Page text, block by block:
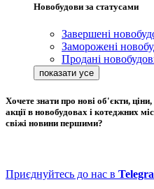
Новобудови за статусами
Завершені
Заморожені
Продані
Хочете знати про нові об'єкти, ціни,
акції в новобудовах і котеджних
свіжі новини першими?
Приєднуйтесь до нас в